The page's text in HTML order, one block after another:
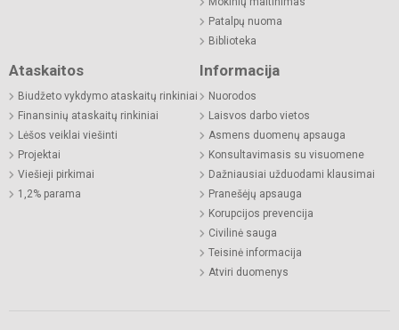
Patalpų nuoma
Biblioteka
Ataskaitos
Biudžeto vykdymo ataskaitų rinkiniai
Finansinių ataskaitų rinkiniai
Lėšos veiklai viešinti
Projektai
Viešieji pirkimai
1,2% parama
Informacija
Nuorodos
Laisvos darbo vietos
Asmens duomenų apsauga
Konsultavimasis su visuomene
Dažniausiai užduodami klausimai
Pranešėjų apsauga
Korupcijos prevencija
Civilinė sauga
Teisinė informacija
Atviri duomenys